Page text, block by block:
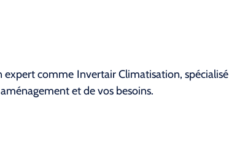
expert comme Invertair Climatisation, spécialisé
et de vos besoins.